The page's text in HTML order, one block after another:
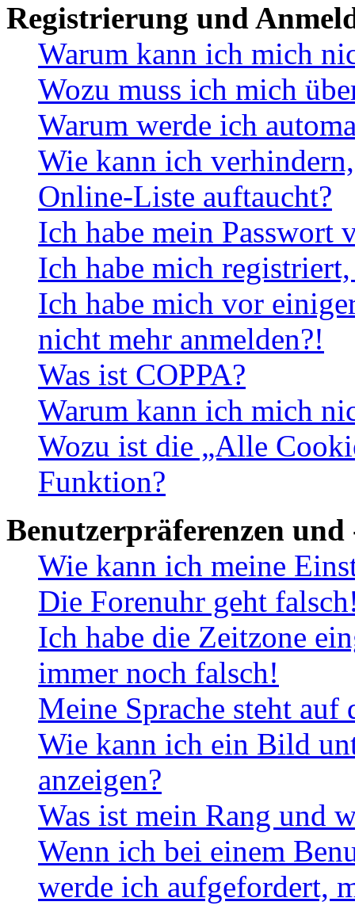
Registrierung und
Warum kann ich mich
Wozu muss ich mich
Warum werde ich
Wie kann ich
Online-Liste auftaucht?
Ich habe mein Passwort
Ich habe mich
Ich habe mich vor
nicht mehr anmelden?!
Was ist COPPA?
Warum kann ich mich
Wozu ist die „Alle
Funktion?
Benutzerpräferenzen und
Wie kann ich meine
Die Forenuhr geht
Ich habe die Zeitzone
immer noch falsch!
Meine Sprache steht
Wie kann ich ein Bild
anzeigen?
Was ist mein Rang und
Wenn ich bei einem
werde ich aufgefordert,